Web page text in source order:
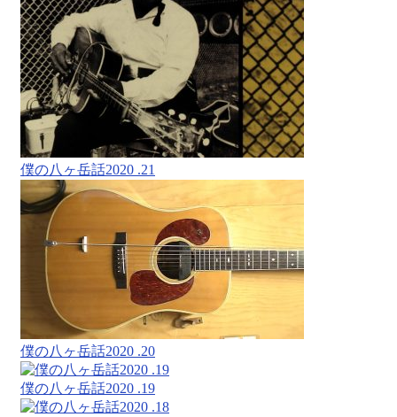
僕の八ヶ岳話2020 .21
僕の八ヶ岳話2020 .20
僕の八ヶ岳話2020 .19